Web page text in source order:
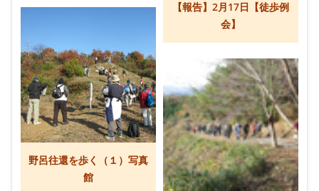
【報告】2月17日【徒歩例
会】
野呂往還を歩く（１）写真
館